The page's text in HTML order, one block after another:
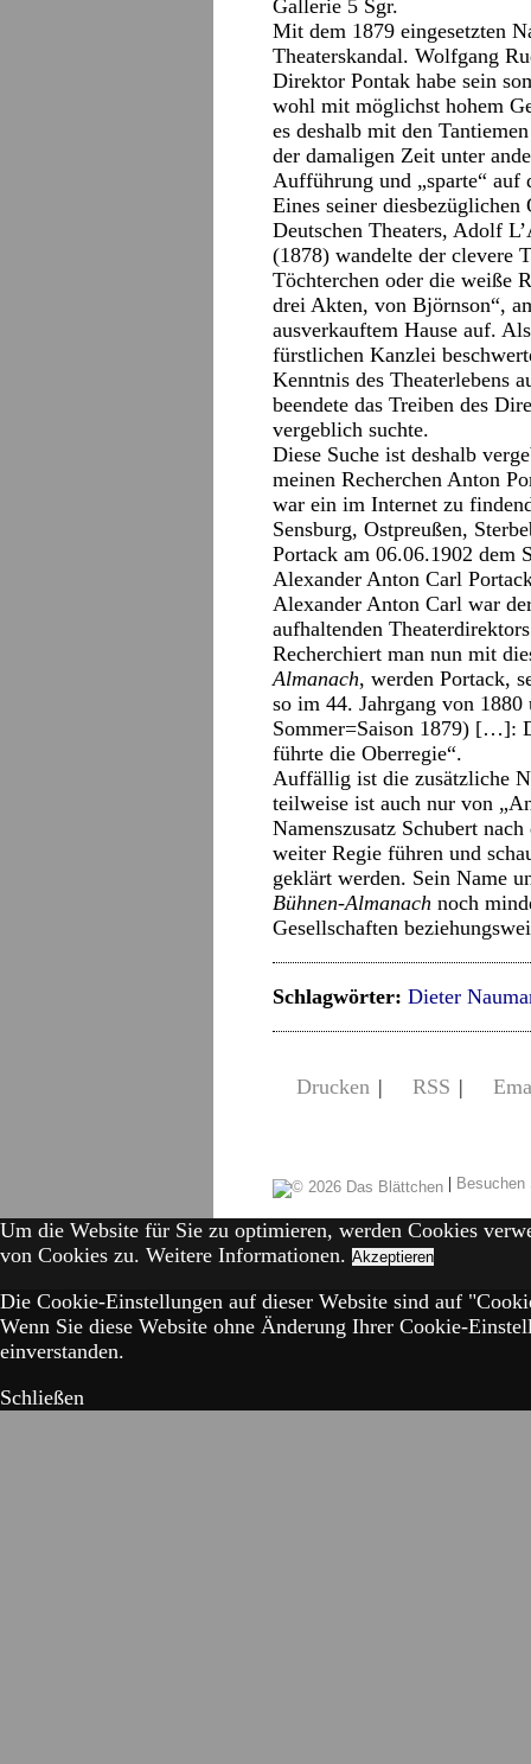
Gallerie 5 Sgr.
Mit dem 1879 eingesetzten
Theaterskandal. Wolfgang
Direktor Pontak habe sein
wohl mit möglichst hohem
es deshalb mit den
der damaligen Zeit unter
Aufführung und „sparte“ auf
Eines seiner
Deutschen Theaters, Adolf
(1878) wandelte der clevere
Töchterchen oder die weiße
drei Akten, von Björnson“,
ausverkauftem Hause auf.
fürstlichen Kanzlei
Kenntnis des Theaterlebens
beendete das Treiben des
vergeblich suchte.
Diese Suche ist deshalb
meinen Recherchen Anton
war ein im Internet zu
Sensburg, Ostpreußen,
Portack am 06.06.1902 dem
Alexander Anton Carl
Alexander Anton Carl war
aufhaltenden
Recherchiert man nun mit
Almanach, werden Portack,
so im 44. Jahrgang von
Sommer=Saison 1879) […]:
führte die Oberregie“.
Auffällig ist die zusätzliche
teilweise ist auch nur von
Namenszusatz Schubert
weiter Regie führen und
geklärt werden. Sein Name
Bühnen-Almanach noch
Gesellschaften
Schlagwörter: Dieter
Drucken | RSS |
|
Um die Website für Sie zu optimieren, werden Cookies
von Cookies zu. Weitere Informationen. Akzeptieren
Die Cookie-Einstellungen auf dieser Website sind auf
Wenn Sie diese Website ohne Änderung Ihrer Cookie-
einverstanden.
Schließen